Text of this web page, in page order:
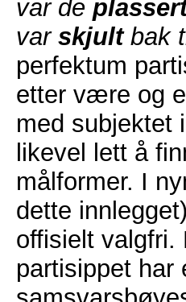
var de
var skjultbak
perfektum
etter være og
med subjektet
likevel lett å
målformer. I
dette
offisielt valgfri.
partisippet har